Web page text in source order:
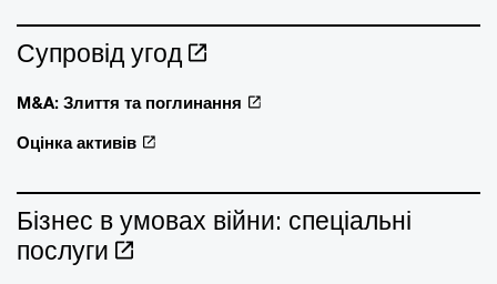
Супровід угод
M&A: Злиття та поглинання
Оцінка активів
Бізнес в умовах війни: спеціальні
послуги